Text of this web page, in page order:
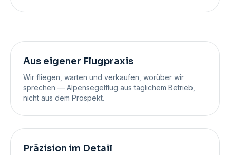
Aus eigener Flugpraxis
Wir fliegen, warten und verkaufen, worüber wir
sprechen — Alpensegelflug aus täglichem Betrieb,
nicht aus dem Prospekt.
Präzision im Detail